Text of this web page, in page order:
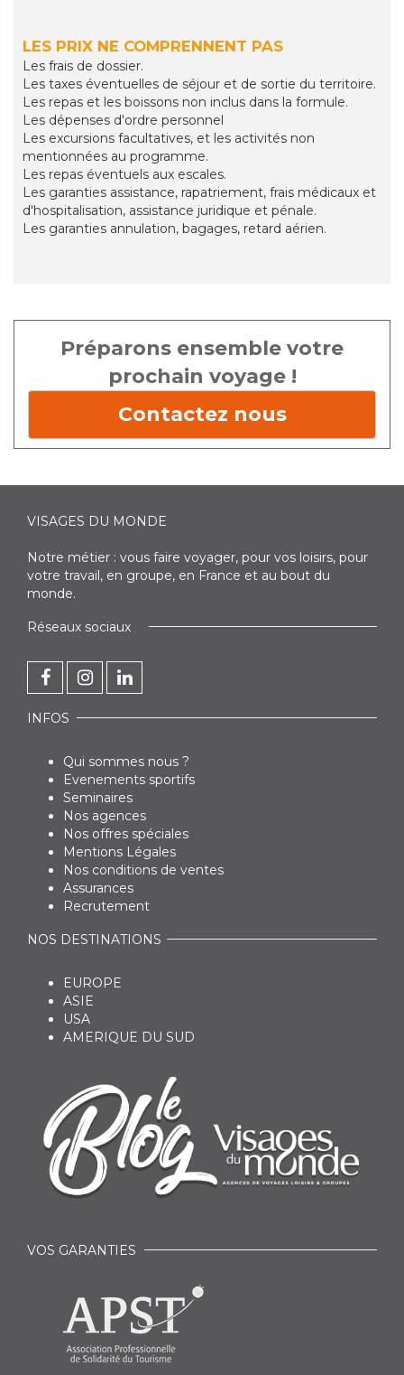
LES PRIX NE COMPRENNENT PAS
Les frais de dossier.
Les taxes éventuelles de séjour et de sortie du territoire.
Les repas et les boissons non inclus dans la formule.
Les dépenses d'ordre personnel
Les excursions facultatives, et les activités non
mentionnées au programme.
Les repas éventuels aux escales.
Les garanties assistance, rapatriement, frais médicaux et
d'hospitalisation, assistance juridique et pénale.
Les garanties annulation, bagages, retard aérien.
Préparons ensemble votre
prochain voyage !
Contactez nous
VISAGES DU MONDE
Notre métier : vous faire voyager, pour vos loisirs, pour
votre travail, en groupe, en France et au bout du
monde.
Réseaux sociaux
INFOS
Qui sommes nous ?
Evenements sportifs
Seminaires
Nos agences
Nos offres spéciales
Mentions Légales
Nos conditions de ventes
Assurances
Recrutement
NOS DESTINATIONS
EUROPE
ASIE
USA
AMERIQUE DU SUD
VOS GARANTIES